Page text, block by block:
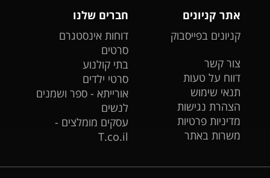
אתר קניונים
קניונים בפייסבוק
צור קשר
דווח על טעות
תנאי שימוש
הצהרת נגישות
מדיניות פרטיות
משרות באתר
חברים שלנו
דוחות אינסטגרם
סרטים
בתי קולנוע
סרטי ילדים
אורייתא - ספר ושמנים
לנשים
עסקים מומלצים -
T.co.il